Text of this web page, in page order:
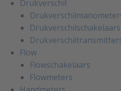
Drukverschil
Drukverschilschakelaars
Flow
Flowschakelaars
Flowmeters